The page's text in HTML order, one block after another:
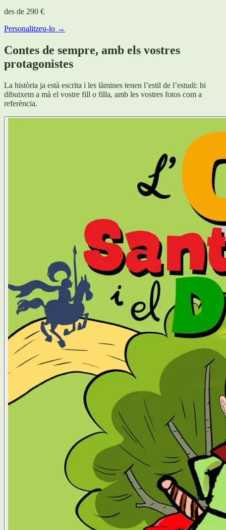
des de 290 €
Personalitzeu-lo →
Contes de sempre, amb els vostres
protagonistes
La història ja està escrita i les làmines tenen l’estil de l’estudi: hi
dibuixem a mà el vostre fill o filla, amb les vostres fotos com a
referència.